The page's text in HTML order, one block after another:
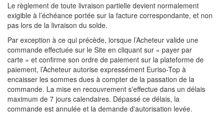
Le règlement de toute livraison partielle devient normalement
exigible à l’échéance portée sur la facture correspondante, et non
pas lors de la livraison du solde.
Par exception à ce qui précède, lorsque l’Acheteur valide une
commande effectuée sur le Site en cliquant sur « payer par
carte » et confirme son ordre de paiement sur la plateforme de
paiement, l’Acheteur autorise expressément Euriso-Top à
encaisser les sommes dues à compter de la passation de la
commande. La mise en recouvrement s'effectue dans un délais
maximum de 7 jours calendaires. Dépassé ce délais, la
commande est annulée et la demande d'autorisation levée.